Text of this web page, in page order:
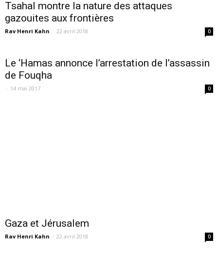
Tsahal montre la nature des attaques
gazouites aux frontières
Rav Henri Kahn - 22 avril 2018 0
Le ‘Hamas annonce l’arrestation de l’assassin
de Fouqha
- 14 mai 2017 0
Gaza et Jérusalem
Rav Henri Kahn - 22 avril 2018 0